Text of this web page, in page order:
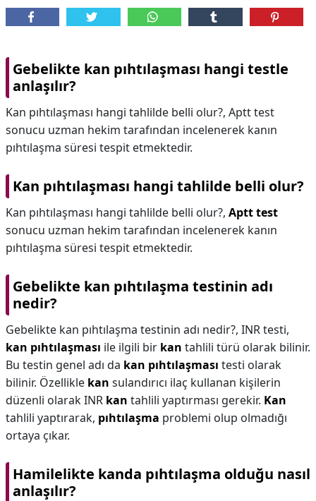
Gebelikte kan pıhtılaşması hangi testle
anlaşılır?
Kan pıhtılaşması hangi tahlilde belli olur?, Aptt test
sonucu uzman hekim tarafından incelenerek kanın
pıhtılaşma süresi tespit etmektedir.
Kan pıhtılaşması hangi tahlilde belli olur?
Kan pıhtılaşması hangi tahlilde belli olur?, Aptt test
sonucu uzman hekim tarafından incelenerek kanın
pıhtılaşma süresi tespit etmektedir.
Gebelikte kan pıhtılaşma testinin adı
nedir?
Gebelikte kan pıhtılaşma testinin adı nedir?, INR testi,
kan pıhtılaşması ile ilgili bir kan tahlili türü olarak bilinir.
Bu testin genel adı da kan pıhtılaşması testi olarak
bilinir. Özellikle kan sulandırıcı ilaç kullanan kişilerin
düzenli olarak INR kan tahlili yaptırması gerekir. Kan
tahlili yaptırarak, pıhtılaşma problemi olup olmadığı
ortaya çıkar.
Hamilelikte kanda pıhtılaşma olduğu nasıl
anlaşılır?